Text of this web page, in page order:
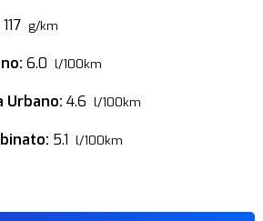
117 g/km
6.0 l/100km
Urbano: 4.6 l/100km
5.1 l/100km